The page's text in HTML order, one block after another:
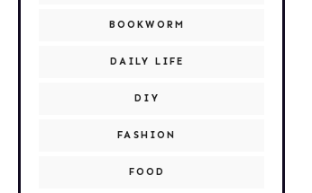
BOOKWORM
DAILY LIFE
DIY
FASHION
FOOD